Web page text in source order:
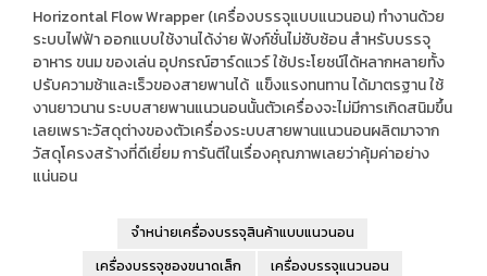
Horizontal Flow Wrapper (เครื่องบรรจุแบบแนวนอน) ทำงานด้วย
ระบบไฟฟ้า ออกแบบใช้งานได้ง่าย ฟังก์ชั่นไม่ซับซ้อน สำหรับบรรจุ
อาหาร ขนม ของเล่น อุปกรณ์ฮาร์ดแวร์ ใช้ประโยชน์ได้หลากหลายทั้ง
ปรับความช้าและเร็วของสายพานได้ แข็งแรงทนทาน ได้มาตรฐาน ใช้
งานยาวนาน ระบบสายพานแนวนอนนั้นตัวเครื่องจะไม่มีการเกิดสนิมขึ้น
เลยเพราะวัสดุต่างของตัวเครื่องระบบสายพานแนวนอนผลิตมาจาก
วัสดุโครงสร้างที่ดีเยี่ยม การันตีในเรื่องคุณภาพเลยว่าคุ้มค่าอย่าง
แน่นอน
จำหน่ายเครื่องบรรจุสินค้าแบบแนวนอน
เครื่องบรรจุซองขนาดเล็ก
เครื่องบรรจุแนวนอน